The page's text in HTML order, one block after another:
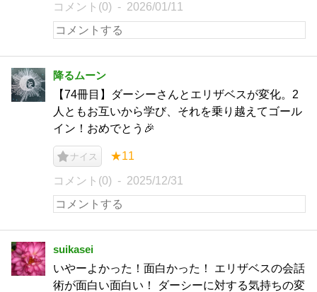
コメント(0) 2026/01/11
降るムーン
【74冊目】ダーシーさんとエリザベスが変化。2
人ともお互いから学び、それを乗り越えてゴール
イン！おめでとう🎉
ナイス ★11
コメント(0) 2025/12/31
suikasei
いやーよかった！面白かった！ エリザベスの会話
術が面白い面白い！ ダーシーに対する気持ちの変